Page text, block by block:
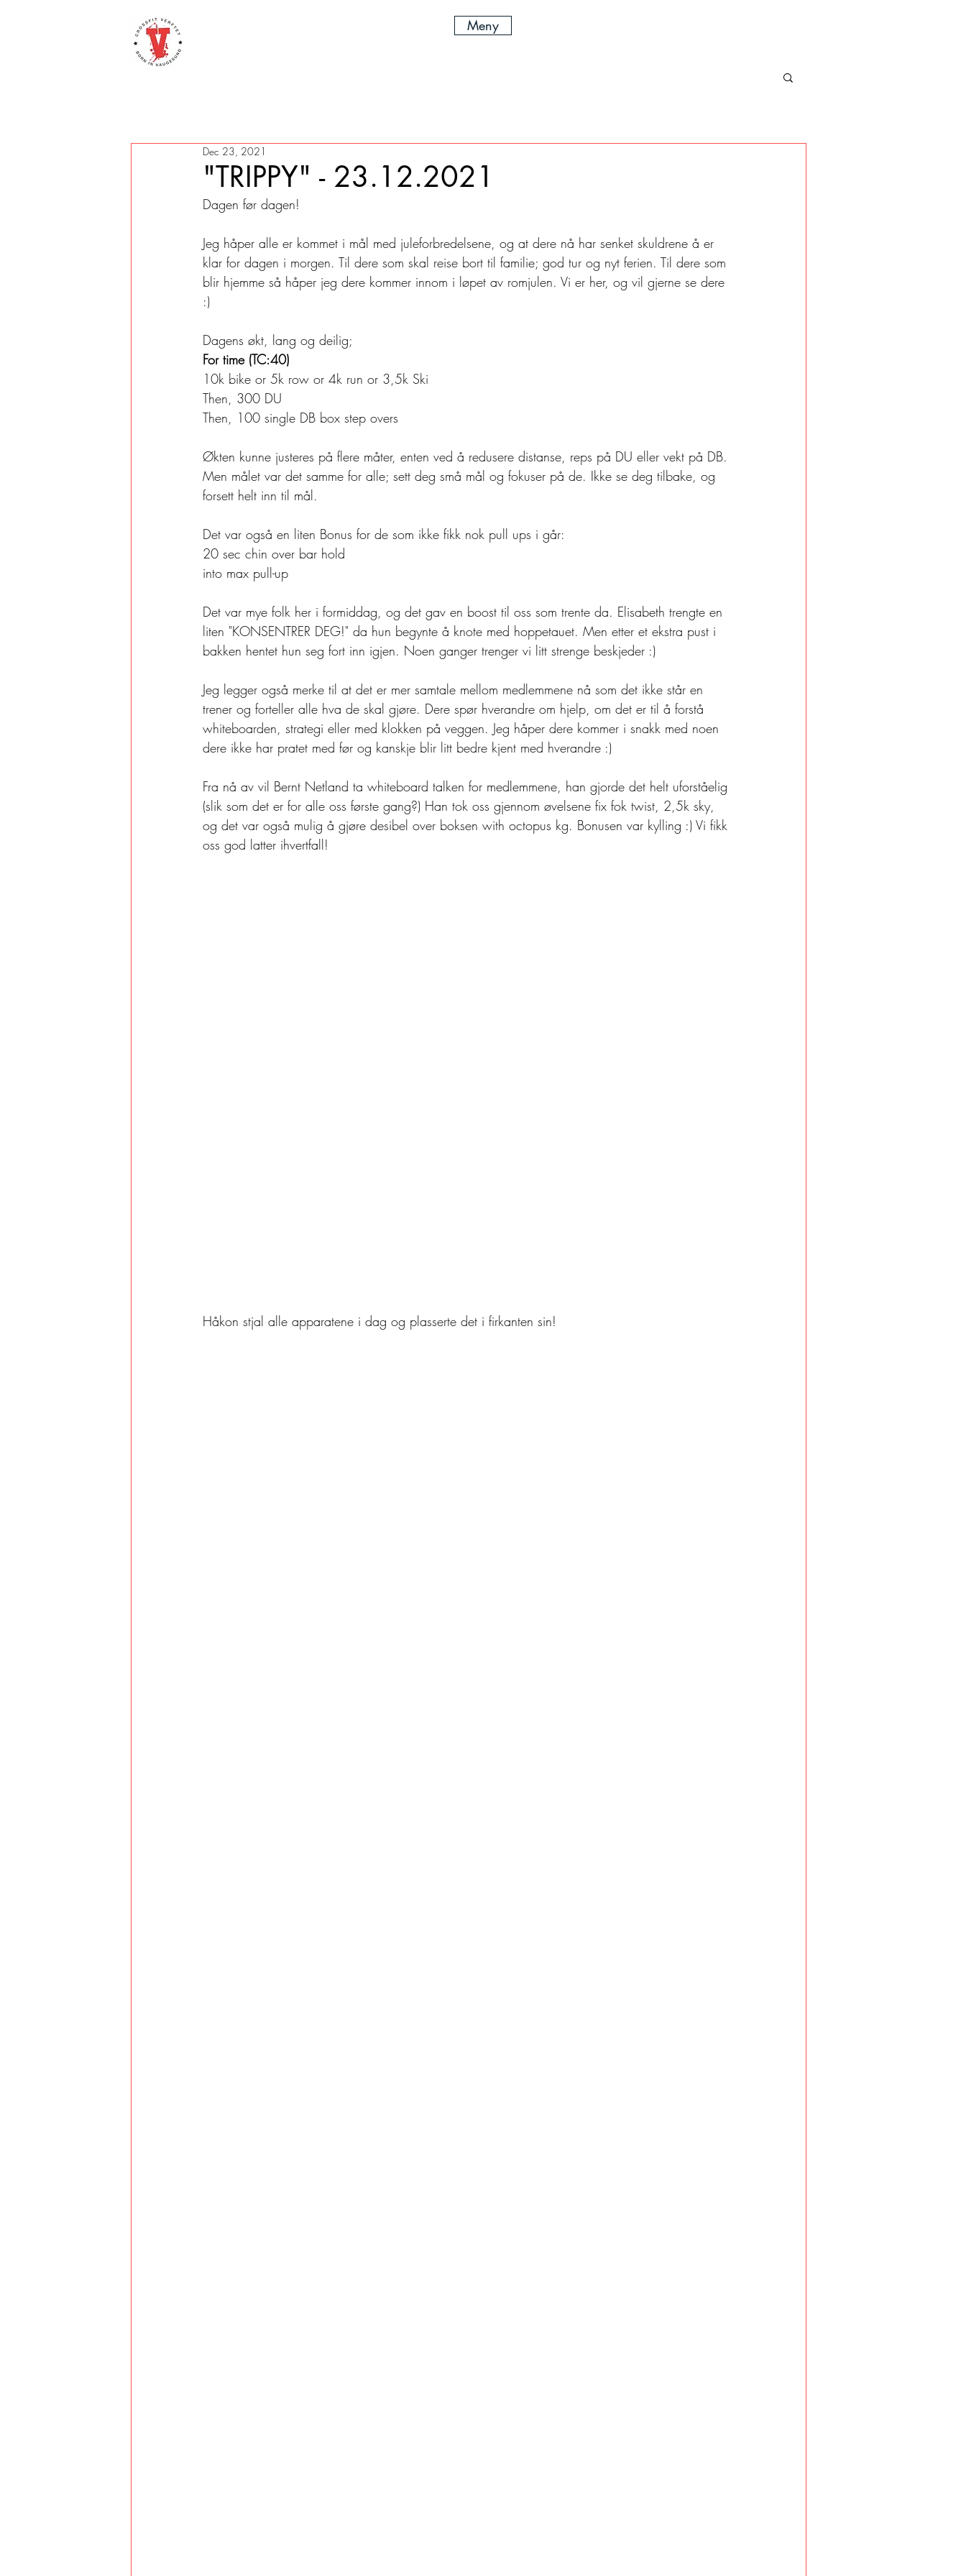
Meny
"TRIPPY" - 23.12.2021
Dec 23, 2021
Dagen før dagen!
Jeg håper alle er kommet i mål med juleforbredelsene, og at dere nå har senket skuldrene å er
klar for dagen i morgen. Til dere som skal reise bort til familie; god tur og nyt ferien. Til dere som
blir hjemme så håper jeg dere kommer innom i løpet av romjulen. Vi er her, og vil gjerne se dere
:)
Dagens økt, lang og deilig;
For time (TC:40)
10k bike or 5k row or 4k run or 3,5k Ski
Then, 300 DU
Then, 100 single DB box step overs
Økten kunne justeres på flere måter, enten ved å redusere distanse, reps på DU eller vekt på DB.
Men målet var det samme for alle; sett deg små mål og fokuser på de. Ikke se deg tilbake, og
forsett helt inn til mål.
Det var også en liten Bonus for de som ikke fikk nok pull ups i går:
20 sec chin over bar hold
into max pull-up
Det var mye folk her i formiddag, og det gav en boost til oss som trente da. Elisabeth trengte en
liten "KONSENTRER DEG!" da hun begynte å knote med hoppetauet. Men etter et ekstra pust i
bakken hentet hun seg fort inn igjen. Noen ganger trenger vi litt strenge beskjeder :)
Jeg legger også merke til at det er mer samtale mellom medlemmene nå som det ikke står en
trener og forteller alle hva de skal gjøre. Dere spør hverandre om hjelp, om det er til å forstå
whiteboarden, strategi eller med klokken på veggen. Jeg håper dere kommer i snakk med noen
dere ikke har pratet med før og kanskje blir litt bedre kjent med hverandre :)
Fra nå av vil Bernt Netland ta whiteboard talken for medlemmene, han gjorde det helt uforståelig
(slik som det er for alle oss første gang?) Han tok oss gjennom øvelsene fix fok twist, 2,5k sky,
og det var også mulig å gjøre desibel over boksen with octopus kg. Bonusen var kylling :) Vi fikk
oss god latter ihvertfall!
Håkon stjal alle apparatene i dag og plasserte det i firkanten sin!